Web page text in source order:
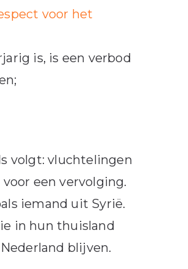
voor het
is, is een verbod
volgt: vluchtelingen
een vervolging.
iemand uit Syrië.
in hun thuisland
blijven.